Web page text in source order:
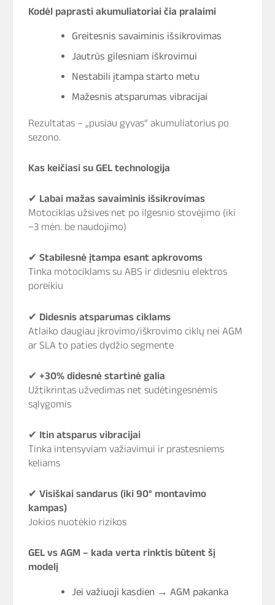
Kodėl paprasti akumuliatoriai čia pralaimi
Greitesnis savaiminis išsikrovimas
Jautrūs gilesniam iškrovimui
Nestabili įtampa starto metu
Mažesnis atsparumas vibracijai
Rezultatas – „pusiau gyvas“ akumuliatorius po
sezono.
Kas keičiasi su GEL technologija
✔ Labai mažas savaiminis išsikrovimas
Motociklas užsives net po ilgesnio stovėjimo (iki
~3 mėn. be naudojimo)
✔ Stabilesnė įtampa esant apkrovoms
Tinka motociklams su ABS ir didesniu elektros
poreikiu
✔ Didesnis atsparumas ciklams
Atlaiko daugiau įkrovimo/iškrovimo ciklų nei AGM
ar SLA to paties dydžio segmente
✔ +30% didesnė startinė galia
Užtikrintas užvedimas net sudėtingesnėmis
sąlygomis
✔ Itin atsparus vibracijai
Tinka intensyviam važiavimui ir prastesniems
keliams
✔ Visiškai sandarus (iki 90° montavimo
kampas)
Jokios nuotėkio rizikos
GEL vs AGM – kada verta rinktis būtent šį
modelį
Jei važiuoji kasdien → AGM pakanka